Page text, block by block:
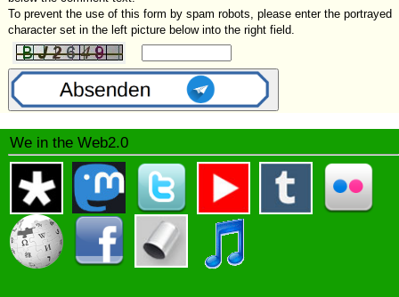
To prevent the use of this form by spam robots, please enter the portrayed
character set in the left picture below into the right field.
We in the Web2.0